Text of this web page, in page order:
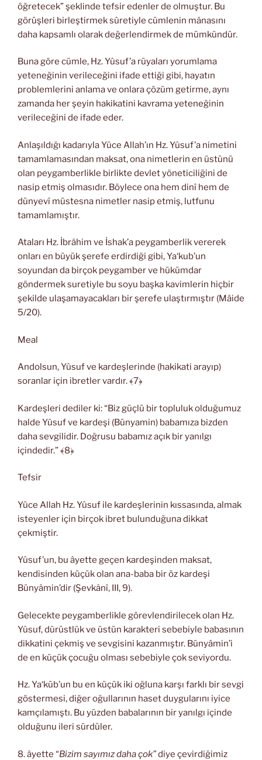
öğretecek” şeklinde tefsir edenler de olmuştur. Bu
görüşleri birleştirmek sûretiyle cümlenin mânasını
daha kapsamlı olarak değerlendirmek de mümkündür.
Buna göre cümle, Hz. Yûsuf’a rüyaları yorumlama
yeteneğinin verileceğini ifade ettiği gibi, hayatın
problemlerini anlama ve onlara çözüm getirme, aynı
zamanda her şeyin hakikatini kavrama yeteneğinin
verileceğini de ifade eder.
Anlaşıldığı kadarıyla Yüce Allah’ın Hz. Yûsuf’a nimetini
tamamlamasından maksat, ona nimetlerin en üstünü
olan peygamberlikle birlikte devlet yöneticiliğini de
nasip etmiş olmasıdır. Böylece ona hem dinî hem de
dünyevî müstesna nimetler nasip etmiş, lutfunu
tamamlamıştır.
Ataları Hz. İbrâhim ve İshak’a peygamberlik vererek
onları en büyük şerefe erdirdiği gibi, Ya‘kub’un
soyundan da birçok peygamber ve hükümdar
göndermek suretiyle bu soyu başka kavimlerin hiçbir
şekilde ulaşamayacakları bir şerefe ulaştırmıştır (Mâide
5/20).
Meal
Andolsun, Yûsuf ve kardeşlerinde (hakikati arayıp)
soranlar için ibretler vardır. ﴾7﴿
Kardeşleri dediler ki: “Biz güçlü bir topluluk olduğumuz
halde Yûsuf ve kardeşi (Bünyamin) babamıza bizden
daha sevgilidir. Doğrusu babamız açık bir yanılgı
içindedir.” ﴾8﴿
Tefsir
Yüce Allah Hz. Yûsuf ile kardeşlerinin kıssasında, almak
isteyenler için birçok ibret bulunduğuna dikkat
çekmiştir.
Yûsuf’un, bu âyette geçen kardeşinden maksat,
kendisinden küçük olan ana-baba bir öz kardeşi
Bünyâmin’dir (Şevkânî, III, 9).
Gelecekte peygamberlikle görevlendirilecek olan Hz.
Yûsuf, dürüstlük ve üstün karakteri sebebiyle babasının
dikkatini çekmiş ve sevgisini kazanmıştır. Bünyâmin’i
de en küçük çocuğu olması sebebiyle çok seviyordu.
Hz. Ya‘kūb’un bu en küçük iki oğluna karşı farklı bir sevgi
göstermesi, diğer oğullarının haset duygularını iyice
kamçılamıştı. Bu yüzden babalarının bir yanılgı içinde
olduğunu ileri sürdüler.
8. âyette “Bizim sayımız daha çok”diye çevirdiğimiz